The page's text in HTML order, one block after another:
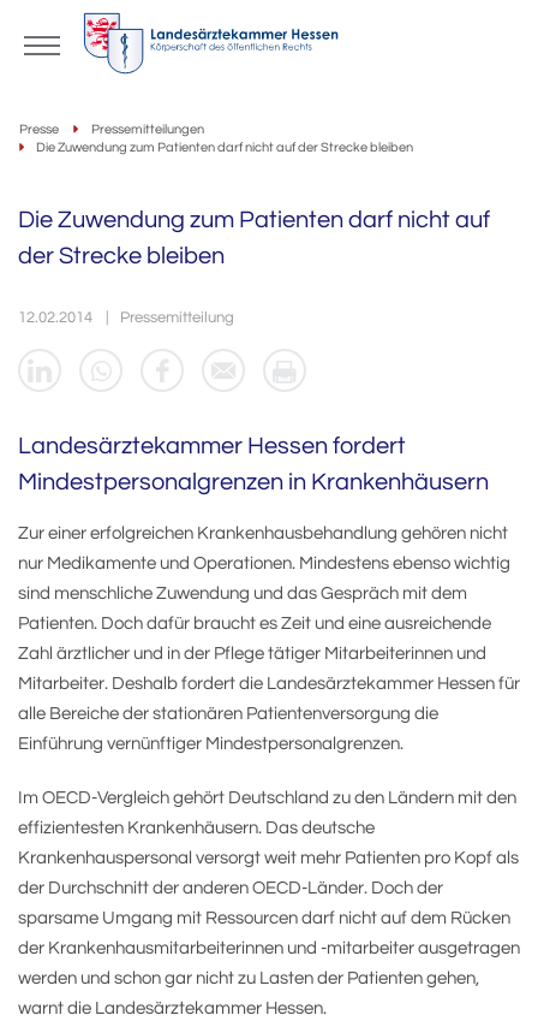
Presse
Pressemitteilungen
Die Zuwendung zum Patienten darf nicht auf der Strecke bleiben
Die Zuwendung zum Patienten darf nicht auf
der Strecke bleiben
12.02.2014 Pressemitteilung
Landesärztekammer Hessen fordert
Mindestpersonalgrenzen in Krankenhäusern
Zur einer erfolgreichen Krankenhausbehandlung gehören nicht
nur Medikamente und Operationen. Mindestens ebenso wichtig
sind menschliche Zuwendung und das Gespräch mit dem
Patienten. Doch dafür braucht es Zeit und eine ausreichende
Zahl ärztlicher und in der Pflege tätiger Mitarbeiterinnen und
Mitarbeiter. Deshalb fordert die Landesärztekammer Hessen für
alle Bereiche der stationären Patientenversorgung die
Einführung vernünftiger Mindestpersonalgrenzen.
Im OECD-Vergleich gehört Deutschland zu den Ländern mit den
effizientesten Krankenhäusern. Das deutsche
Krankenhauspersonal versorgt weit mehr Patienten pro Kopf als
der Durchschnitt der anderen OECD-Länder. Doch der
sparsame Umgang mit Ressourcen darf nicht auf dem Rücken
der Krankenhausmitarbeiterinnen und -mitarbeiter ausgetragen
werden und schon gar nicht zu Lasten der Patienten gehen,
warnt die Landesärztekammer Hessen.